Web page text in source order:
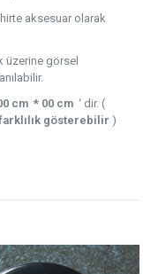
aksesuar olarak
üzerine görsel
cm * 00 cm ‘ dir. (
gösterebilir )